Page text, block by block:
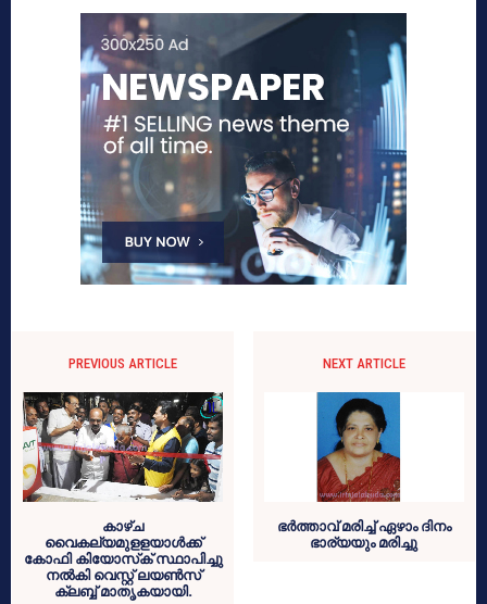
PREVIOUS ARTICLE
കാഴ്ച
വൈകല്യമുളളയാള്‍ക്ക്
കോഫി കിയോസ്‌ക് സ്ഥാപിച്ചു
നല്‍കി വെസ്റ്റ് ലയണ്‍സ്
ക്ലബ്ബ് മാതൃകയായി.
NEXT ARTICLE
ഭര്‍ത്താവ് മരിച്ച് ഏഴാം ദിനം
ഭാര്യയും മരിച്ചു